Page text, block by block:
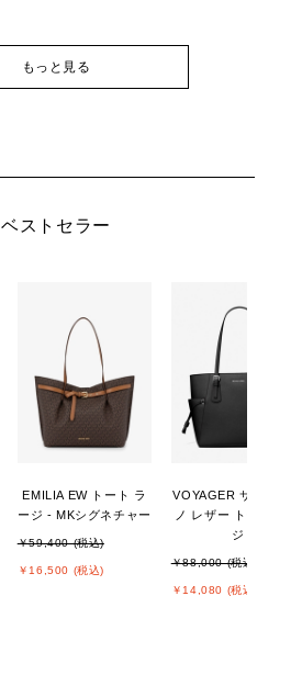
もっと見る
ベストセラー
EMILIA EW トート ラ
ージ - MKシグネチャー
￥59,400 (税込)
￥16,500 (税込)
VOYAGER サフィア
ノ レザー トート ラー
ジ
￥88,000 (税込)
￥14,080 (税込)